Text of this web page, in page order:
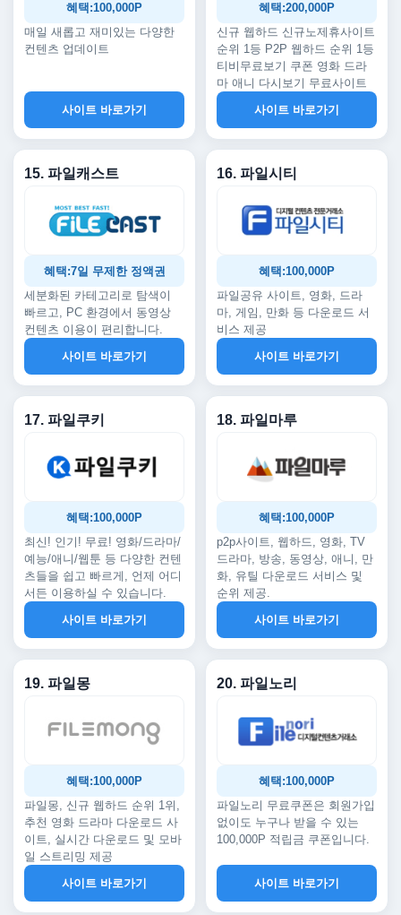
혜택:100,000P
매일 새롭고 재미있는 다양한
컨텐츠 업데이트
사이트 바로가기
혜택:200,000P
신규 웹하드 신규노제휴사이트
순위 1등 P2P 웹하드 순위 1등
티비무료보기 쿠폰 영화 드라
마 애니 다시보기 무료사이트
사이트 바로가기
15. 파일캐스트
혜택:7일 무제한 정액권
세분화된 카테고리로 탐색이
빠르고, PC 환경에서 동영상
컨텐츠 이용이 편리합니다.
사이트 바로가기
16. 파일시티
혜택:100,000P
파일공유 사이트, 영화, 드라
마, 게임, 만화 등 다운로드 서
비스 제공
사이트 바로가기
17. 파일쿠키
혜택:100,000P
최신! 인기! 무료! 영화/드라마/
예능/애니/웹툰 등 다양한 컨텐
츠들을 쉽고 빠르게, 언제 어디
서든 이용하실 수 있습니다.
사이트 바로가기
18. 파일마루
혜택:100,000P
p2p사이트, 웹하드, 영화, TV
드라마, 방송, 동영상, 애니, 만
화, 유틸 다운로드 서비스 및
순위 제공.
사이트 바로가기
19. 파일몽
혜택:100,000P
파일몽, 신규 웹하드 순위 1위,
추천 영화 드라마 다운로드 사
이트, 실시간 다운로드 및 모바
일 스트리밍 제공
사이트 바로가기
20. 파일노리
혜택:100,000P
파일노리 무료쿠폰은 회원가입
없이도 누구나 받을 수 있는
100,000P 적립금 쿠폰입니다.
사이트 바로가기